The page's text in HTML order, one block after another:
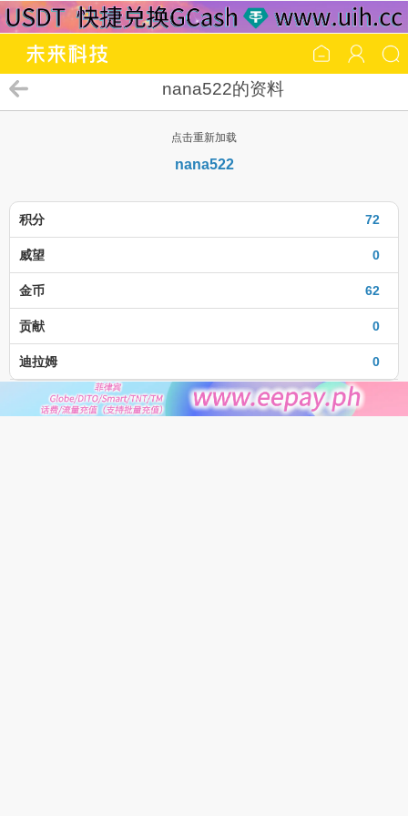
nana522的资料
点击重新加载
nana522
72
积分
0
威望
62
金币
0
贡献
0
迪拉姆